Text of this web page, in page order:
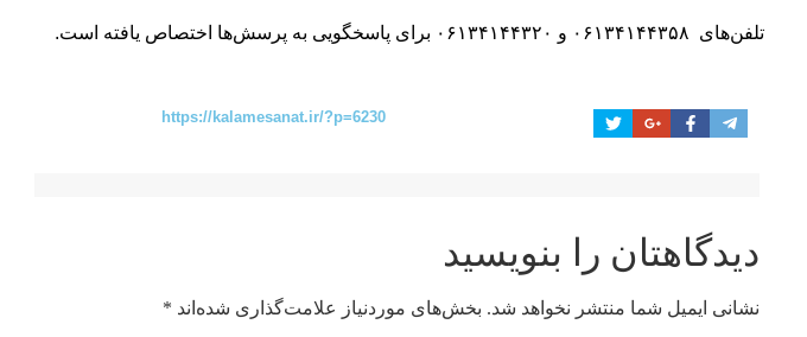
تلفن‌های ‌ ۰۶۱۳۴۱۴۴۳۵۸ و ۰۶۱۳۴۱۴۴۳۲۰ برای پاسخگویی به پرسش‌ها اختصاص یافته است.
https://kalamesanat.ir/?p=6230
دیدگاهتان را بنویسید
نشانی ایمیل شما منتشر نخواهد شد. بخش‌های موردنیاز علامت‌گذاری شده‌اند *